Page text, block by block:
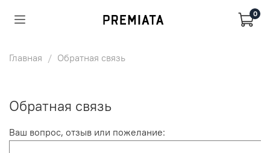
0
Главная Обратная связь
Обратная связь
Ваш вопрос, отзыв или пожелание: